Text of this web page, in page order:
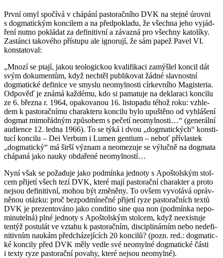
První omyl spo­čí­vá v chá­pá­ní pas­to­rač­ní­ho DVK na stej­né úrov­ni
s dogma­tic­kým kon­ci­lem a na před­po­kla­du, že všech­na jeho vy­já­d­
ře­ní nutno po­klá­dat za de­fi­ni­tiv­ní a zá­vazná pro všech­ny ka­to­lí­ky.
Za­stán­ci ta­ko­vé­ho pří­stu­pu ale ig­no­ru­jí, že sám papež Pavel VI.
kon­sta­to­val:
„Mnozí se ptají, jakou te­o­lo­gic­kou kva­li­fi­ka­ci za­mýš­lel kon­cil dát
svým do­ku­men­tům, když ne­chtěl pu­b­li­ko­vat žádné slav­nost­ní
dogma­tic­ké de­fi­ni­ce ve smys­lu ne­o­myl­nos­ti cír­kev­ní­ho Magis­te­ria.
Od­po­věď je známá kaž­dé­mu, kdo si pa­ma­tu­je na de­kla­ra­ci kon­ci­lu
ze 6. břez­na r. 1964, opa­ko­va­nou 16. lis­to­pa­du téhož roku: vzhle­
dem k pas­to­rač­ní­mu cha­rak­te­ru kon­ci­lu bylo upuš­tě­no od vy­hlá­še­ní
dogmat mi­mo­řád­ným způ­so­bem s pe­če­tí ne­o­myl­nos­ti…“ (ge­ne­rál­ní
au­di­en­ce 12. ledna 1966). To se týká i dvou „dogma­tic­kých“ kon­sti­
tu­cí kon­ci­lu – Dei Ver­bum i Lumen gen­ti­um – neboť pří­vlas­tek
„dogma­tic­ký“ má širší vý­znam a ne­o­me­zu­je se vý­luč­ně na dogma­ta
chá­pa­ná jako nauky ob­da­ře­né ne­o­myl­nos­tí…
Nyní však se po­ža­du­je jako pod­mín­ka jed­no­ty s Apoš­tolským stol­
cem při­je­tí všech tezí DVK, které mají pas­to­rač­ní cha­rak­ter a proto
nejsou de­fi­ni­tiv­ní, mohou být změ­ně­ny. To ovšem vy­vo­lá­vá opráv­
ně­nou otáz­ku: proč bez­pod­mí­neč­né při­je­tí ryze pas­to­rač­ních textů
DVK je pre­zen­to­vá­no jako con­di­tio sine qua non (pod­mín­ka ne­po­
mi­nu­tel­ná) plné jed­no­ty s Apoš­tolským stol­cem, když ne­e­xis­tu­je
ten­týž po­stu­lát ve vzta­hu k pas­to­rač­ním, dis­ci­pli­nár­ním nebo ne­de­fi­
ni­tiv­ním naukám před­chá­ze­jí­cích 20 kon­ci­lů? (pozn. red.: dogma­tic­
ké kon­ci­ly před DVK měly vedle své ne­o­myl­né dogma­tic­ké části
i texty ryze pas­to­rač­ní po­va­hy, které nejsou ne­o­myl­né).